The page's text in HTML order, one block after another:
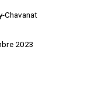
Chavanat
2023